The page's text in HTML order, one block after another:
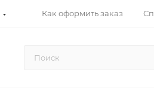
Как оформить заказ